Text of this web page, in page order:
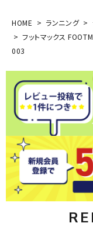
HOME ランニング
フットマックス
003